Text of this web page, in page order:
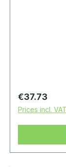
Regular
€37.73
Prices incl.